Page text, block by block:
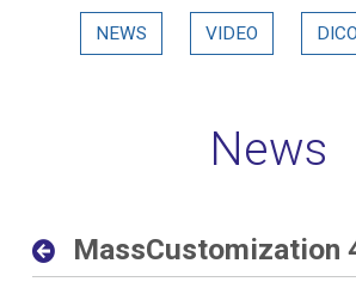
NEWS VIDEO
News
MassCustomization